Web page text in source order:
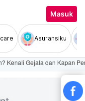
Masuk
Asuransiku
Kenali Gejala dan Kapan